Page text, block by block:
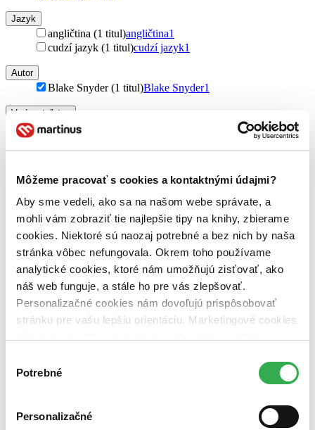
Môžeme pracovať s cookies a kontaktnými údajmi?
Aby sme vedeli, ako sa na našom webe správate, a
mohli vám zobraziť tie najlepšie tipy na knihy, zbierame
cookies. Niektoré sú naozaj potrebné a bez nich by naša
stránka vôbec nefungovala. Okrem toho používame
analytické cookies, ktoré nám umožňujú zisťovať, ako
náš web funguje, a stále ho pre vás zlepšovať.
Personalizačné cookies nám dovoľujú prispôsobovať
stránku pre vašu lepšiu orientáciu. Marketingové cookies
nám pomohlo, keby sme mohli používať všetky tieto
súhlasu
Potrebné
Personalizačné
Jazyk
angličtina (1 titul)angličtina1
cudzí jazyk (1 titul)cudzí jazyk1
Autor
Blake Snyder (1 titul)Blake Snyder1
Vydavateľstvo
Michael Wiese Productions (1 titul)
Michael Wiese
brožovaná väzba (1 titul) brožovaná väzba 1
Zúžiť výber
Zoradiť
Bestsellery
Top hodnotené
Novinky
Najdrahšie
Najvyššia zľava
Zrušiť filtre